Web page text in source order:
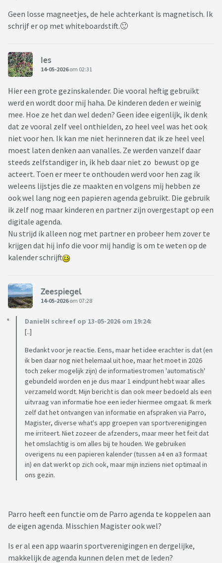
Geen losse magneetjes, de hele achterkant is magnetisch. Ik
schrijf er op met whiteboardstift.🙂
Ies
14-05-2026om 02:31
Hier een grote gezinskalender. Die vooral heftig gebruikt
werd en wordt door mij haha. De kinderen deden er weinig
mee. Hoe ze het dan wel deden? Geen idee eigenlijk, ik denk
dat ze vooral zelf veel onthielden, zo heel veel was het ook
niet voor hen. Ik kan me niet herinneren dat ik ze heel veel
moest laten denken aan vanalles. Ze werden vanzelf daar
steeds zelfstandiger in, ik heb daar niet zo bewust op ge
acteert. Toen er meer te onthouden werd voor hen zag ik
weleens lijstjes die ze maakten en volgens mij hebben ze
ook wel lang nog een papieren agenda gebruikt. Die gebruik
ik zelf nog maar kinderen en partner zijn overgestapt op een
digitale agenda.
Nu strijd ik alleen nog met partner en probeer hem zover te
krijgen dat hij info die voor mij handig is om te weten op de
kalender schrijft
Zeespiegel
14-05-2026om 07:28
DanielH schreef op 13-05-2026 om 19:24:
[..]
Bedankt voor je reactie. Eens, maar het idee erachter is dat (en
ik ben daar nog niet helemaal uit hoe, maar het moet in 2026
toch zeker mogelijk zijn) de informatiestromen 'automatisch'
gebundeld worden en je dus maar 1 eindpunt hebt waar alles
verzameld wordt. Mijn bericht is dan ook meer bedoeld als een
uitvraag van informatie hoe een ieder hiermee omgaat. Ik merk
zelf dat het ontvangen van informatie en afspraken via Parro,
Magister, diverse what's app groepen van sportverenigingen
me irriteert. Niet zozeer de afzenders, maar meer het feit dat
het omslachtig is om alles bij te houden. We gebruiken
overigens nu een papieren kalender (tussen a4 en a3 formaat
in) en dat werkt op zich ook, maar mijn inziens niet optimaal in
ons gezin.
Parro heeft een functie om de Parro agenda te koppelen aan
de eigen agenda. Misschien Magister ook wel?
Is er al een app waarin sportverenigingen en dergelijke,
makkelijk de agenda kunnen delen met de leden?